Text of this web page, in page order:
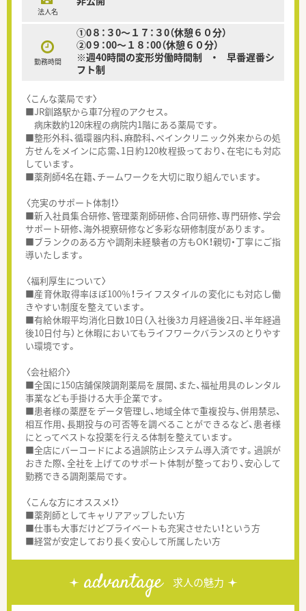
法人名
勤務時間
①0８：３0～１７：３0（休憩６０分）
②0９：00～１８：00（休憩６０分）
※週40時間の変形労働時間制 ・ 早番遅番シ
フト制
〈こんな薬局です〉
■JR釧路駅から車7分程のアクセス。
病床数約120床程の病院内1階にある薬局です。
■整形外科、循環器内科、麻酔科、ペインクリニック外来からの処
方せんをメインに応需、1日約120枚程扱っており、在宅にも対応
しています。
■薬剤師4名在籍、チームワークを大切に取り組んでいます。
〈充実のサポート体制！〉
■新入社員集合研修、管理薬剤師研修、合同研修、専門研修、学会
サポート研修、海外視察研修など多彩な研修制度があります。
■ブランクのある方や調剤未経験者の方もOK！親切・丁寧にご指
導いたします。
〈福利厚生について〉
■産育休取得率ほぼ100％！ライフスタイルの変化にも対応し働
きやすい制度を整えています。
■有給休暇平均消化日数10日（入社後3カ月経過後2日、半年経過
後10日付与）と休暇においてもライフワークバランスのとりやす
い環境です。
〈会社紹介〉
■全国に150店舗保険調剤薬局を展開、また、福祉用具のレンタル
事業なども手掛ける大手企業です。
■患者様の薬歴をデータ管理し、地域全体で重複投与、併用禁忌、
相互作用、長期投与の可否等を調べることができるなど、患者様
にとってベストな投薬を行える体制を整えています。
■全店にバーコードによる過誤防止システム導入済です。過誤が
おきた際、全社を上げてのサポート体制が整っており、安心して
勤務できる調剤薬局です。
〈こんな方にオススメ！〉
■薬剤師としてキャリアアップしたい方
■仕事も大事だけどプライベートも充実させたい！という方
■経営が安定しており長く安心して所属したい方
advantage 求人の魅力